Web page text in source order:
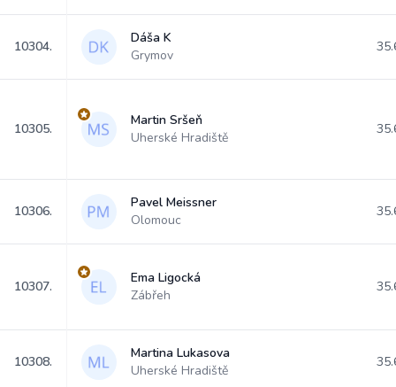
10304.
Dáša K
Grymov
10305.
Martin Sršeň
Uherské Hradiště
10306.
Pavel Meissner
Olomouc
10307.
Ema Ligocká
Zábřeh
10308.
Martina Lukasova
Uherské Hradiště